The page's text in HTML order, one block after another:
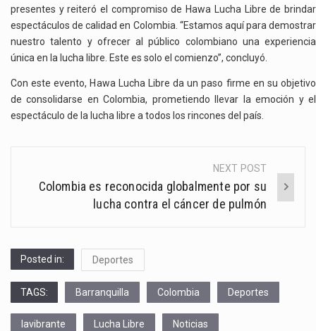
presentes y reiteró el compromiso de Hawa Lucha Libre de brindar
espectáculos de calidad en Colombia. “Estamos aquí para demostrar
nuestro talento y ofrecer al público colombiano una experiencia
única en la lucha libre. Este es solo el comienzo”, concluyó.
Con este evento, Hawa Lucha Libre da un paso firme en su objetivo
de consolidarse en Colombia, prometiendo llevar la emoción y el
espectáculo de la lucha libre a todos los rincones del país.
Post
navigation
NEXT POST
Colombia es reconocida globalmente por su
lucha contra el cáncer de pulmón
Posted in: Deportes
TAGS: Barranquilla Colombia Deportes
lavibrante Lucha Libre Noticias